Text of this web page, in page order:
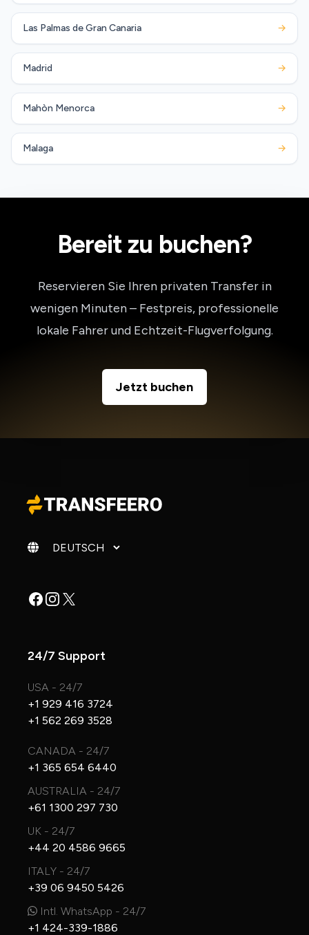
Las Palmas de Gran Canaria →
Madrid →
Mahòn Menorca →
Malaga →
Bereit zu buchen?
Reservieren Sie Ihren privaten Transfer in
wenigen Minuten – Festpreis, professionelle
lokale Fahrer und Echtzeit-Flugverfolgung.
Jetzt buchen
Sprache ändern
Facebook
Instagram
X
24/7 Support
USA - 24/7
+1 929 416 3724
+1 562 269 3528
CANADA - 24/7
+1 365 654 6440
AUSTRALIA - 24/7
+61 1300 297 730
UK - 24/7
+44 20 4586 9665
ITALY - 24/7
+39 06 9450 5426
Intl. WhatsApp - 24/7
+1 424-339-1886